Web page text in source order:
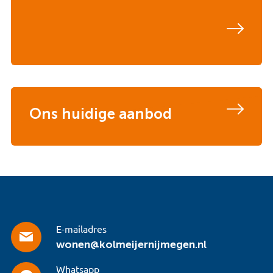
Ons huidige aanbod
E-mailadres
wonen@kolmeijernijmegen.nl
Whatsapp